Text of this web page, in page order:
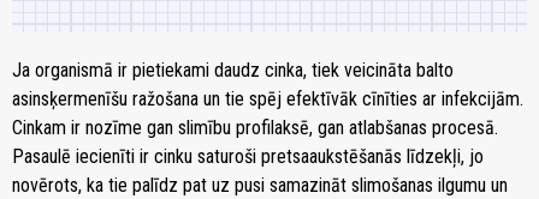
Ja organismā ir pietiekami daudz cinka, tiek veicināta balto
asinsķermenīšu ražošana un tie spēj efektīvāk cīnīties ar infekcijām.
Cinkam ir nozīme gan slimību profilaksē, gan atlabšanas procesā.
Pasaulē iecienīti ir cinku saturoši pretsaaukstēšanās līdzekļi, jo
novērots, ka tie palīdz pat uz pusi samazināt slimošanas ilgumu un